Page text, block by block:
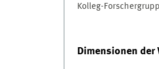
Kolleg-
Dimensionen der